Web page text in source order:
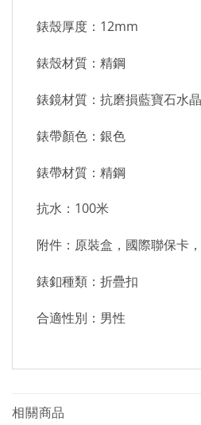
錶殼厚度：12mm
錶殼材質：精鋼
錶鏡材質：抗磨損藍寶石水
錶帶顏色：銀色
錶帶材質：精鋼
抗水：100米
附件：原裝盒，國際聯保卡
錶釦種類：折疊扣
合適性別：男性
相關商品